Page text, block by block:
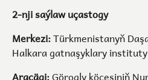
2-nji saýlaw uçastogy
Merkezi:Türkmenistanyň
Halkara gatnaşyklary